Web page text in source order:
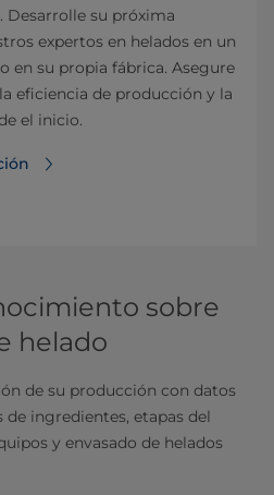
Desarrolle su próxima
expertos en helados en un
en su propia fábrica. Asegure
eficiencia de producción y la
el inicio.
sobre
helado
de su producción con datos
ingredientes, etapas del
y envasado de helados